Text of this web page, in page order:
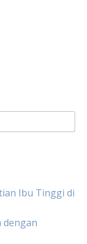
Ibu Tinggi di
dengan